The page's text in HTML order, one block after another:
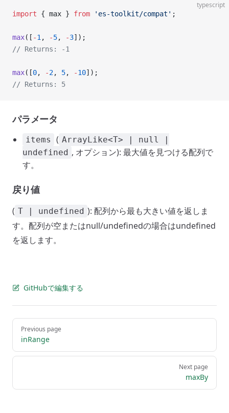
typescript
import { max } from 'es-toolkit/compat' ;
max([ -1 , -5, -3]);
// Returns: -1
max([0, -2, 5, -10]);
// Returns: 5
パラメータ
items ( ArrayLike<T> | null |
undefined , オプション): 最大値を見つける配列で
す。
戻り値
( T | undefined ): 配列から最も大きい値を返しま
す。配列が空またはnull/undefinedの場合はundefined
を返します。
GitHubで編集する
Pager
Previous page
inRange
Next page
maxBy